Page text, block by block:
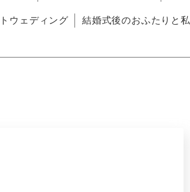
ウェディング 結婚式後のおふたりと私